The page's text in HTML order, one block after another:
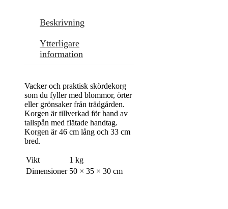
Beskrivning
Ytterligare
information
Vacker och praktisk skördekorg
som du fyller med blommor, örter
eller grönsaker från trädgården.
Korgen är tillverkad för hand av
tallspån med flätade handtag.
Korgen är 46 cm lång och 33 cm
bred.
Vikt
1 kg
Dimensioner 50 × 35 × 30 cm